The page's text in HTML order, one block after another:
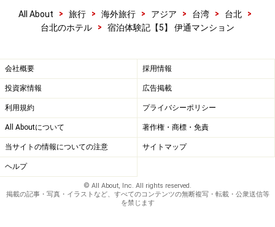
All About > 旅行 > 海外旅行 > アジア > 台湾 > 台北
>
台北のホテル
> 宿泊体験記【5】 伊通マンション
会社概要 採用情報
投資家情報 広告掲載
利用規約 プライバシーポリシー
All Aboutについて 著作権・商標・免責
当サイトの情報についての注意 サイトマップ
ヘルプ
© All About, Inc. All rights reserved.
掲載の記事・写真・イラストなど、すべてのコンテンツの無断複写・転載・公衆送信等
を禁じます